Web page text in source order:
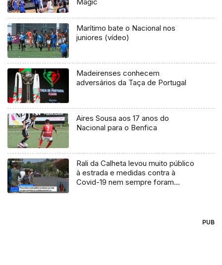
Marítimo bate o Nacional nos
juniores (vídeo)
Madeirenses conhecem
adversários da Taça de Portugal
Aires Sousa aos 17 anos do
Nacional para o Benfica
Rali da Calheta levou muito público
à estrada e medidas contra à
Covid-19 nem sempre foram
PUB